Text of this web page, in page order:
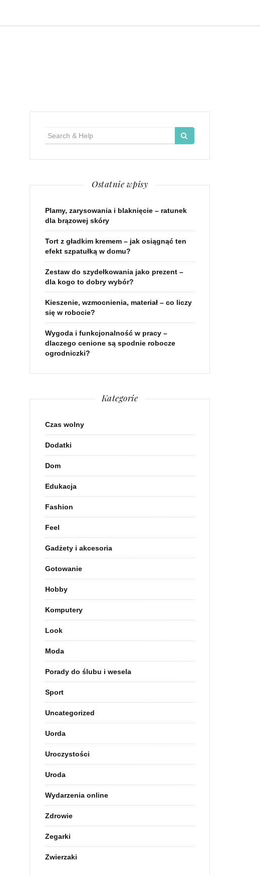
Ostatnie wpisy
Plamy, zarysowania i blaknięcie – ratunek
dla brązowej skóry
Tort z gładkim kremem – jak osiągnąć ten
efekt szpatułką w domu?
Zestaw do szydełkowania jako prezent –
dla kogo to dobry wybór?
Kieszenie, wzmocnienia, materiał – co liczy
się w robocie?
Wygoda i funkcjonalność w pracy –
dlaczego cenione są spodnie robocze
ogrodniczki?
Kategorie
Czas wolny
Dodatki
Dom
Edukacja
Fashion
Feel
Gadżety i akcesoria
Gotowanie
Hobby
Komputery
Look
Moda
Porady do ślubu i wesela
Sport
Uncategorized
Uorda
Uroczystości
Uroda
Wydarzenia online
Zdrowie
Zegarki
Zwierzaki